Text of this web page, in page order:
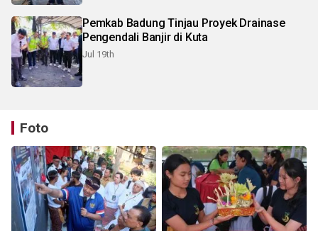
Pemkab Badung Tinjau Proyek Drainase
Pengendali Banjir di Kuta
Jul 19th
Foto